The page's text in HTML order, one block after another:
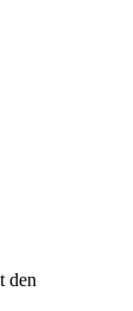
den